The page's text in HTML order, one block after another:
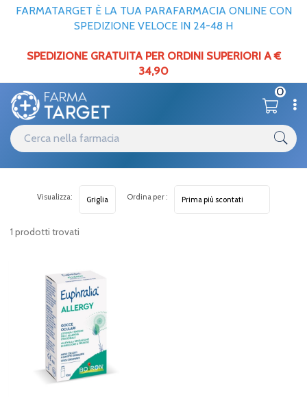
FARMATARGET È LA TUA PARAFARMACIA ONLINE CON
SPEDIZIONE VELOCE IN 24-48 H
SPEDIZIONE GRATUITA PER ORDINI SUPERIORI A €
34,90
0
1 prodotti trovati
Visualizza: Ordina per :